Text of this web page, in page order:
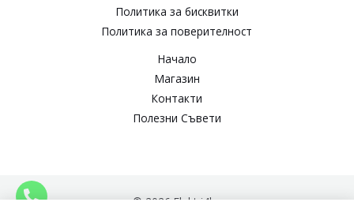
Политика за бисквитки​
Политика за поверителност​
Начало
Магазин
Контакти
Полезни Съвети